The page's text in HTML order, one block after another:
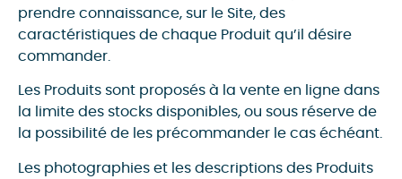
prendre connaissance, sur le Site, des
caractéristiques de chaque Produit qu’il désire
commander.
Les Produits sont proposés à la vente en ligne dans
la limite des stocks disponibles, ou sous réserve de
la possibilité de les précommander le cas échéant.
Les photographies et les descriptions des Produits